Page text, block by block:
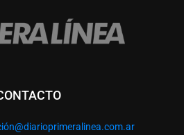
n@diarioprimeralinea.com.ar